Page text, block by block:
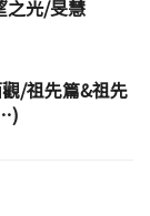
之光/旻慧
/祖先篇&祖先